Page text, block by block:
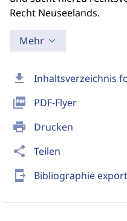
download Inhaltsverzeichnis
picture_as_pdf PDF-Flyer
print Drucken
share Teilen
send_to_mobile Bibliographie
Recht Neuseelands.
Mehr